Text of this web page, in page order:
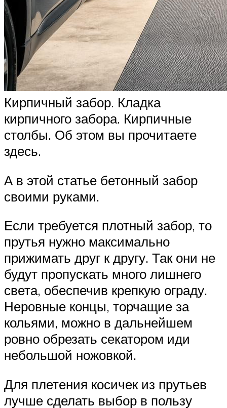
Кирпичный забор. Кладка
кирпичного забора. Кирпичные
столбы. Об этом вы прочитаете
здесь.
А в этой статье бетонный забор
своими руками.
Если требуется плотный забор, то
прутья нужно максимально
прижимать друг к другу. Так они не
будут пропускать много лишнего
света, обеспечив крепкую ограду.
Неровные концы, торчащие за
кольями, можно в дальнейшем
ровно обрезать секатором иди
небольшой ножовкой.
Для плетения косичек из прутьев
лучше сделать выбор в пользу